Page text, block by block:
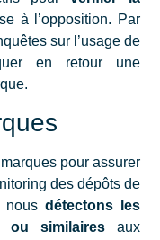
à l’opposition. Par
sur l’usage de
en retour une
.
pour assurer
des dépôts de
nous détectons les
ou similaires aux